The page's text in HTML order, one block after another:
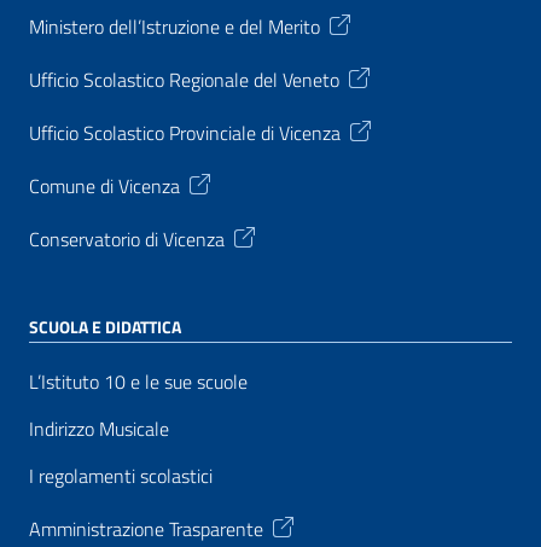
Ministero dell’Istruzione e del Merito
Ufficio Scolastico Regionale del Veneto
Ufficio Scolastico Provinciale di Vicenza
Comune di Vicenza
Conservatorio di Vicenza
SCUOLA E DIDATTICA
L’Istituto 10 e le sue scuole
Indirizzo Musicale
I regolamenti scolastici
Amministrazione Trasparente